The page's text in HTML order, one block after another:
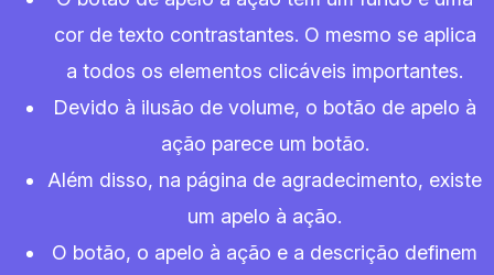
cor de texto contrastantes. O mesmo se aplica
a todos os elementos clicáveis importantes.
Devido à ilusão de volume, o botão de apelo à
ação parece um botão.
Além disso, na página de agradecimento, existe
um apelo à ação.
O botão, o apelo à ação e a descrição definem